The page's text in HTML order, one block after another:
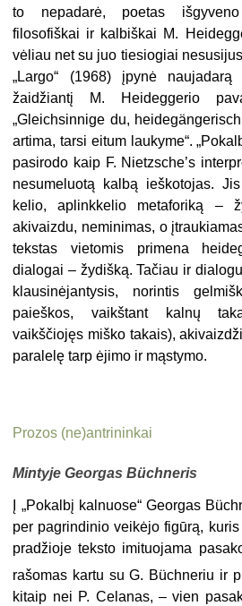
to nepadarė, poetas
filosofiškai ir kalbiškai M.
vėliau net su juo tiesiogiai
„Largo“ (1968) įpynė naujadarą
žaidžiantį M. Heideggerio
„Gleichsinnige du,
artima, tarsi eitum laukyme“.
pasirodo kaip F. Nietzsche’s
nesumeluotą kalbą ieškotojas.
kelio, aplinkkelio metaforiką –
akivaizdu, neminimas, o
tekstas vietomis primena
dialogai – žydišką. Tačiau ir
klausinėjantysis, norintis
paieškos, vaikštant kalnų
vaikščiojęs miško takais),
paralelę tarp ėjimo ir mąstymo.
Prozos (ne)antrininkai
Mintyje Georgas Büchneris
Į „Pokalbį kalnuose“ Georgas
per pagrindinio veikėjo figūrą,
pradžioje teksto imituojama
rašomas kartu su G. Büchneriu ir
kitaip nei P. Celanas, – vien